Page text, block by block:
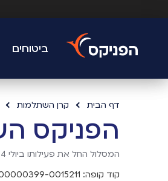
ביטוחים
דף הבית קרן השתלמות
הפניקס
המסלול החל את פעילותו ביולי 2024 |
קוד קופה: 513026484-00000000000399-0015211